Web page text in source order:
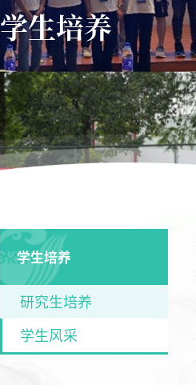
学生培养
学生培养
研究生培养
学生风采